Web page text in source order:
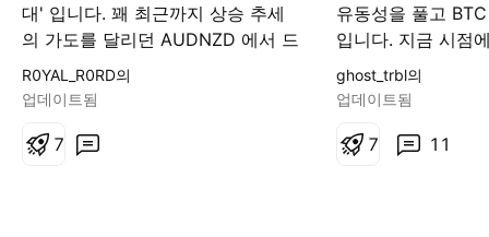
대' 입니다. 꽤 최근까지 상승 추세
의 가도를 달리던 AUDNZD 에서 드
디어 단기적으로 하락에 접근할 수
있는 자리까지 왔습니다. AUDNZD
2) 쌍봉 3) 추세선 하단 돌파 위와
R0YAL_R0RD의
업데이트됨
7
유동성을 풀고
입니다. 지금 시점
크게 먹을 수 있는
니 눈 똑바로 뜨고
끝은 항상... 아시
ghost_trbl의
업데이트됨
11
7